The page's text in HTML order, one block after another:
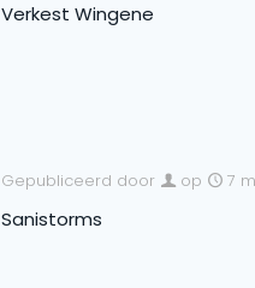
Verkest Wingene
Gepubliceerd door op 7
Sanistorms